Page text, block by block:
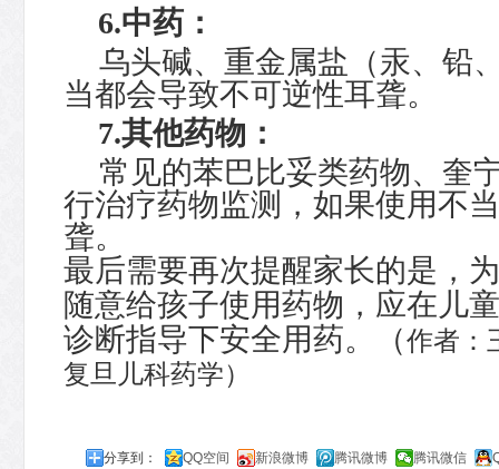
6.中药：
乌头碱、重金属盐（汞、铅
当都会导致不可逆性耳聋。
7.其他药物：
常见的苯巴比妥类药物、奎
行治疗药物监测，如果使用不
聋。
最后需要再次提醒家长的是，
随意给孩子使用药物，应在儿
诊断指导下安全用药。（作者：
复旦儿科药学）
分享到： QQ空间 新浪微博 腾讯微博 腾讯微信